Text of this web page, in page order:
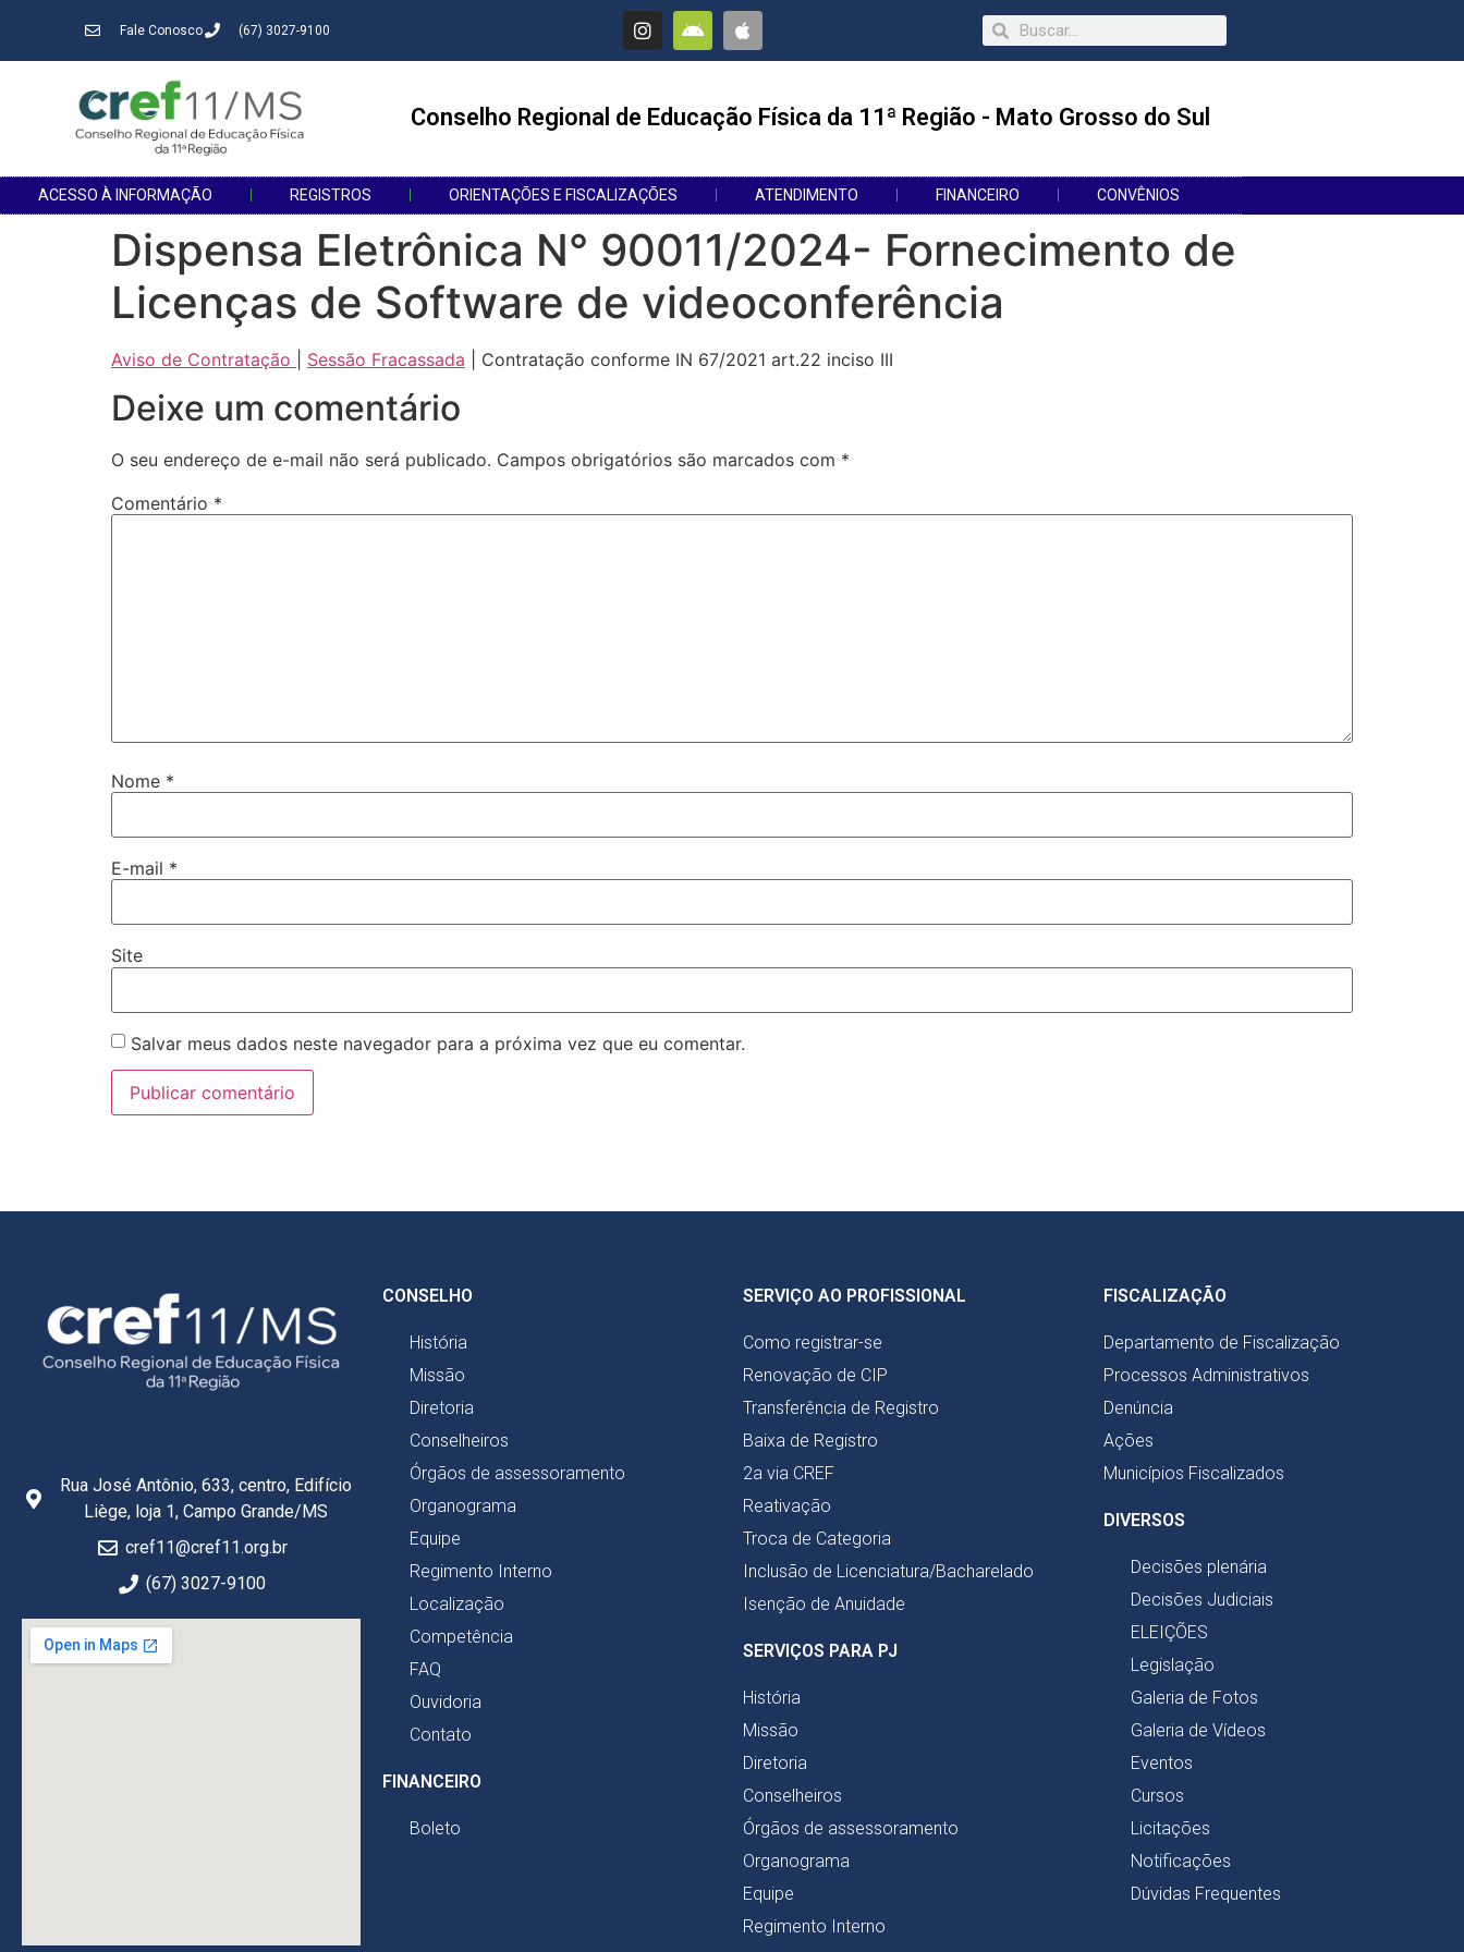
Fale Conosco (67) 3027-9100
Conselho Regional de Educação Física da 11ª Região - Mato Grosso do Sul
ACESSO À INFORMAÇÃO REGISTROS ORIENTAÇÕES E FISCALIZAÇÕES ATENDIMENTO FINANCEIRO CONVÊNIOS
Dispensa Eletrônica N° 90011/2024- Fornecimento de
Licenças de Software de videoconferência
Aviso de Contratação Sessão Fracassada | Contratação conforme IN 67/2021 art.22 inciso III
Deixe um comentário
O seu endereço de e-mail não será publicado. Campos obrigatórios são marcados com *
Comentário *
Nome *
E-mail *
Site
Salvar meus dados neste navegador para a próxima vez que eu comentar.
Rua José Antônio, 633, centro, Edifício
Liège, loja 1, Campo Grande/MS
cref11@cref11.org.br
(67) 3027-9100
CONSELHO
História
Missão
Diretoria
Conselheiros
Órgãos de assessoramento
Organograma
Equipe
Regimento Interno
Localização
Competência
FAQ
Ouvidoria
Contato
FINANCEIRO
Boleto
SERVIÇO AO PROFISSIONAL
Como registrar-se
Renovação de CIP
Transferência de Registro
Baixa de Registro
2a via CREF
Reativação
Troca de Categoria
Inclusão de Licenciatura/Bacharelado
Isenção de Anuidade
SERVIÇOS PARA PJ
História
Missão
Diretoria
Conselheiros
Órgãos de assessoramento
Organograma
Equipe
Regimento Interno
FISCALIZAÇÃO
Departamento de Fiscalização
Processos Administrativos
Denúncia
Ações
Municípios Fiscalizados
DIVERSOS
Decisões plenária
Decisões Judiciais
ELEIÇÕES
Legislação
Galeria de Fotos
Galeria de Vídeos
Eventos
Cursos
Licitações
Notificações
Dúvidas Frequentes